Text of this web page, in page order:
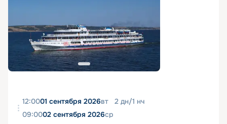
12:0001 сентября 2026вт 2 дн/1 нч
09:0002 сентября 2026ср